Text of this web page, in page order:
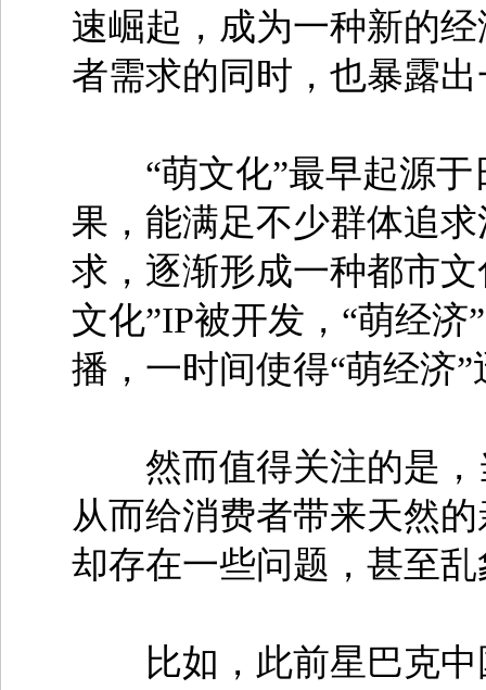
速崛起，成为一种新的
者需求的同时，也暴露
“萌文化”最早起源于
果，能满足不少群体追
求，逐渐形成一种都市
文化”IP被开发，“萌经
播，一时间使得“萌经济
然而值得关注的是，
从而给消费者带来天然
却存在一些问题，甚至
比如，此前星巴克中